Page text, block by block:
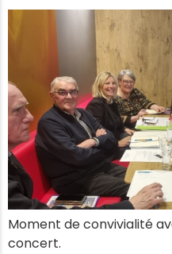
Moment de convivialité
concert.